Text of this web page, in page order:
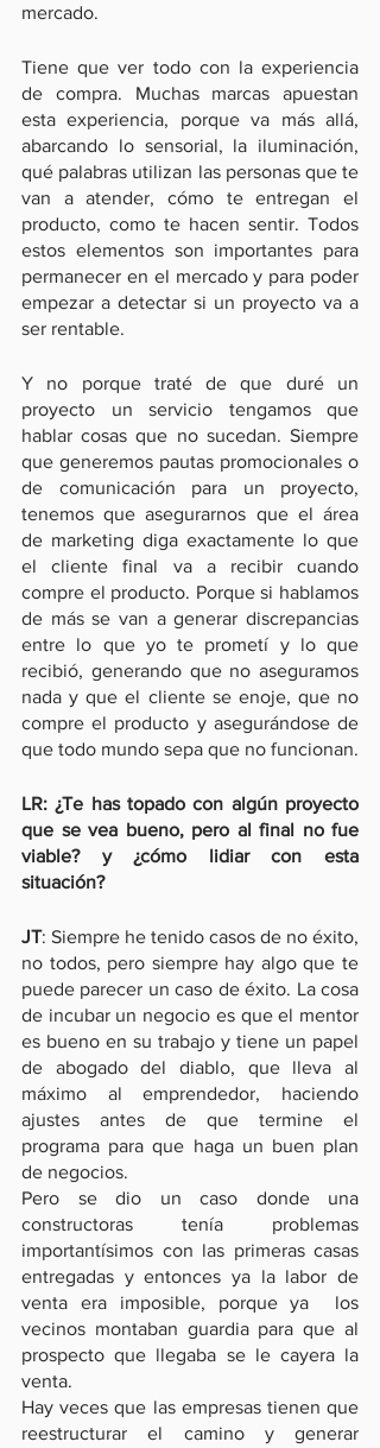
mercado.
Tiene que ver todo con la experiencia
de compra. Muchas marcas apuestan
esta experiencia, porque va más allá,
abarcando lo sensorial, la iluminación,
qué palabras utilizan las personas que te
van a atender, cómo te entregan el
producto, como te hacen sentir. Todos
estos elementos son importantes para
permanecer en el mercado y para poder
empezar a detectar si un proyecto va a
ser rentable.
Y no porque traté de que duré un
proyecto un servicio tengamos que
hablar cosas que no sucedan. Siempre
que generemos pautas promocionales o
de comunicación para un proyecto,
tenemos que asegurarnos que el área
de marketing diga exactamente lo que
el cliente final va a recibir cuando
compre el producto. Porque si hablamos
de más se van a generar discrepancias
entre lo que yo te prometí y lo que
recibió, generando que no aseguramos
nada y que el cliente se enoje, que no
compre el producto y asegurándose de
que todo mundo sepa que no funcionan.
LR: ¿Te has topado con algún proyecto
que se vea bueno, pero al final no fue
viable? y ¿cómo lidiar con esta
situación?
JT: Siempre he tenido casos de no éxito,
no todos, pero siempre hay algo que te
puede parecer un caso de éxito. La cosa
de incubar un negocio es que el mentor
es bueno en su trabajo y tiene un papel
de abogado del diablo, que lleva al
máximo al emprendedor, haciendo
ajustes antes de que termine el
programa para que haga un buen plan
de negocios.
Pero se dio un caso donde una
constructoras tenía problemas
importantísimos con las primeras casas
entregadas y entonces ya la labor de
venta era imposible, porque ya  los
vecinos montaban guardia para que al
prospecto que llegaba se le cayera la
venta.
Hay veces que las empresas tienen que
reestructurar el camino y generar